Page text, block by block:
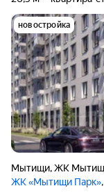
новостройка
Мытищи,ЖК
ЖК «Мытищи Парк»